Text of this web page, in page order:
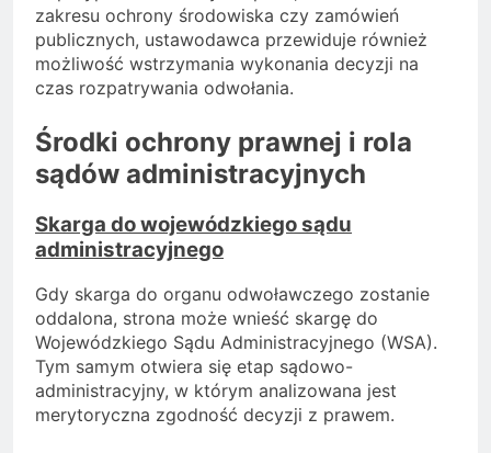
zakresu ochrony środowiska czy zamówień
publicznych, ustawodawca przewiduje również
możliwość wstrzymania wykonania decyzji na
czas rozpatrywania odwołania.
Środki ochrony prawnej i rola
sądów administracyjnych
Skarga do wojewódzkiego sądu
administracyjnego
Gdy skarga do organu odwoławczego zostanie
oddalona, strona może wnieść skargę do
Wojewódzkiego Sądu Administracyjnego (WSA).
Tym samym otwiera się etap sądowo-
administracyjny, w którym analizowana jest
merytoryczna zgodność decyzji z prawem.